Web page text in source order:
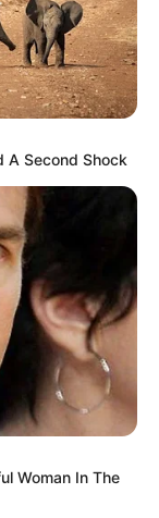
A Second Shock
Woman In The